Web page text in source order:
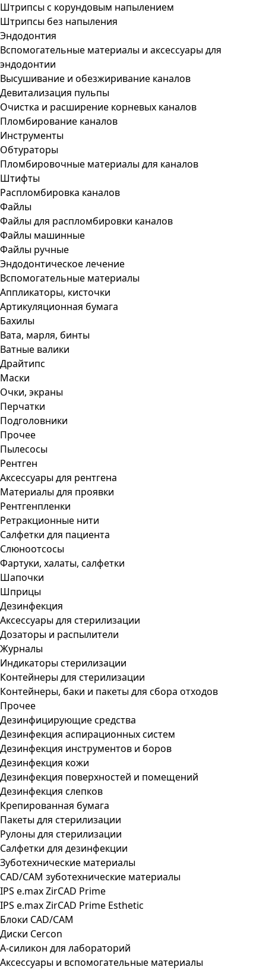
Штрипсы c корундовым напылением
Штрипсы без напыления
Эндодонтия
Вспомогательные материалы и аксессуары для
эндодонтии
Высушивание и обезжиривание каналов
Девитализация пульпы
Очистка и расширение корневых каналов
Пломбирование каналов
Инструменты
Обтураторы
Пломбировочные материалы для каналов
Штифты
Распломбировка каналов
Файлы
Файлы для распломбировки каналов
Файлы машинные
Файлы ручные
Эндодонтическое лечение
Вспомогательные материалы
Аппликаторы, кисточки
Артикуляционная бумага
Бахилы
Вата, марля, бинты
Ватные валики
Драйтипс
Маски
Очки, экраны
Перчатки
Подголовники
Прочее
Пылесосы
Рентген
Аксессуары для рентгена
Материалы для проявки
Рентгенпленки
Ретракционные нити
Салфетки для пациента
Слюноотсосы
Фартуки, халаты, салфетки
Шапочки
Шприцы
Дезинфекция
Аксессуары для стерилизации
Дозаторы и распылители
Журналы
Индикаторы стерилизации
Контейнеры для стерилизации
Контейнеры, баки и пакеты для сбора отходов
Прочее
Дезинфицирующие средства
Дезинфекция аспирационных систем
Дезинфекция инструментов и боров
Дезинфекция кожи
Дезинфекция поверхностей и помещений
Дезинфекция слепков
Крепированная бумага
Пакеты для стерилизации
Рулоны для стерилизации
Салфетки для дезинфекции
Зуботехнические материалы
CAD/CAM зуботехнические материалы
IPS e.max ZirCAD Prime
IPS e.max ZirCAD Prime Esthetic
Блоки CAD/CAM
Диски Cercon
А-силикон для лабораторий
Аксессуары и вспомогательные материалы